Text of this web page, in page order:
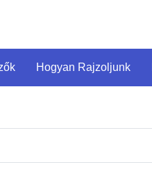
Hogyan Rajzoljunk